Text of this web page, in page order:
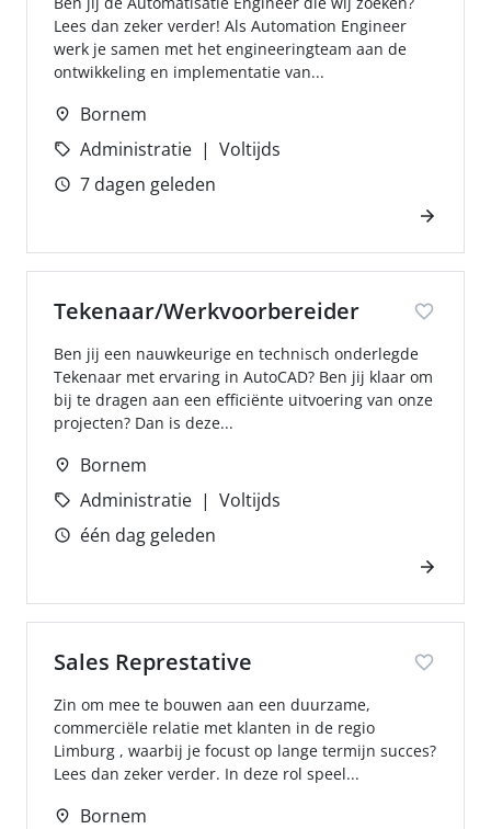
Lees dan zeker verder! Als Automation Engineer
werk je samen met het engineeringteam aan de
ontwikkeling en implementatie van...
Bornem
Administratie
Voltijds
7 dagen geleden
Tekenaar/Werkvoorbereider
Ben jij een nauwkeurige en technisch onderlegde
Tekenaar met ervaring in AutoCAD? Ben jij klaar om
bij te dragen aan een efficiënte uitvoering van onze
projecten? Dan is deze...
Bornem
Administratie
Voltijds
één dag geleden
Sales Represtative
Zin om mee te bouwen aan een duurzame,
commerciële relatie met klanten in de regio
Limburg , waarbij je focust op lange termijn succes?
Lees dan zeker verder. In deze rol speel...
Bornem